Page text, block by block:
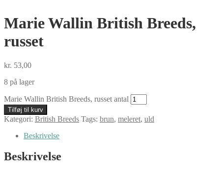
Marie Wallin British Breeds,
russet
kr. 53,00
8 på lager
Marie Wallin British Breeds, russet antal
Tilføj til kurv
Kategori: British Breeds Tags: brun, meleret, uld
Beskrivelse
Beskrivelse